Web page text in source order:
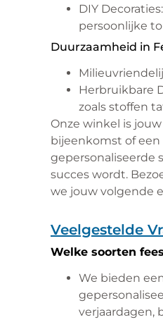
DIY
persoonlijke
Duurzaamheid in
Herbruikbare
zoals stoffen
Onze winkel is
bijeenkomst of
gepersonaliseerde
succes wordt.
we jouw volgende
Veelgestelde
Welke soorten
We bieden
verjaardagen,